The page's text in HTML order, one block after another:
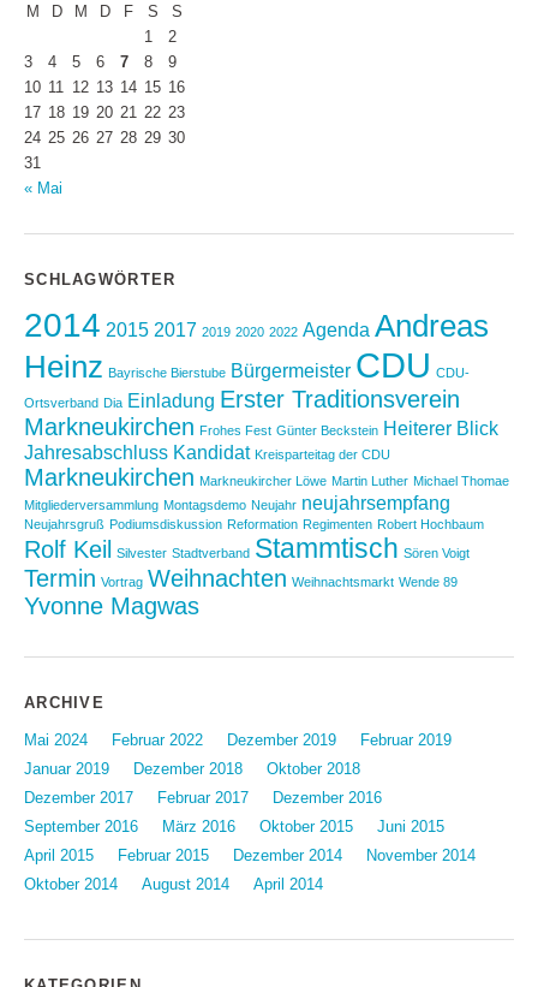
M D M D F S
S
1
2
3
4 5 6 7 8
9
10 11 12 13 14 15 16
17 18 19 20 21 22 23
24 25 26 27 28 29 30
31
« Mai
SCHLAGWÖRTER
2014 2015 2017 2019 2020 2022 Agenda Andreas
Heinz Bayrische Bierstube Bürgermeister CDU CDU-
Ortsverband Dia Einladung Erster Traditionsverein
Markneukirchen Frohes Fest Günter Beckstein Heiterer Blick
Jahresabschluss Kandidat Kreisparteitag der CDU
Markneukirchen Markneukircher Löwe Martin Luther Michael Thomae
Mitgliederversammlung Montagsdemo Neujahr neujahrsempfang
Neujahrsgruß Podiumsdiskussion Reformation Regimenten Robert Hochbaum
Rolf Keil Silvester Stadtverband Stammtisch Sören Voigt
Termin Vortrag Weihnachten Weihnachtsmarkt Wende 89
Yvonne Magwas
ARCHIVE
Mai 2024 Februar 2022 Dezember 2019
Februar 2019
Januar 2019
Dezember 2018
Oktober 2018
Dezember 2017
Februar 2017
Dezember 2016
September 2016
März 2016 Oktober 2015
Juni 2015
April 2015
Februar 2015 Dezember 2014
November 2014
Oktober 2014
August 2014 April 2014